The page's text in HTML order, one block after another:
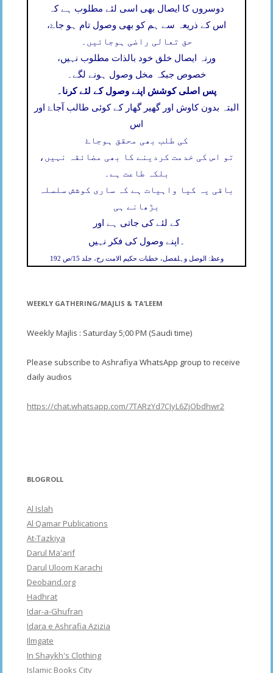
دوسروں کا ایصال بھی اسی لئے مطلوب ہے کہ
اس کے ذریعہ سے ہم کو بھی وصول تام ہو جاۓ،
حق تعالی راضی ہوجائیں۔
ورنہ ایصال خلق خود بالذات مطلوب نہیں،
خصوص جبکہ مخل وصول ہونے لگے۔
پس اصلی کوشش اپنے وصول کے لئے کرنا۔
البتہ بدون کاوش اور گھیر گھار کے کوئی طالب آجاۓ اور
اس
کی طلب بھی محقق ہوجاۓ
تو اس کی خدمت کردینے کا بھی مضائقہ نہیں،
بلکہ طاعت ہے۔
باقی یہ کیا واہیات ہے کہ ساری کوشش سلسلہ
بڑھانے ہی
کے لئے کی جاتی ہے اور
اپنے وصول کی فکر نہیں ۔
وعظ: الوصل وہلفصل، خطبات حکیم الامت رح، جلد 15/ص 192
WEEKLY GATHERING/MAJLIS & TA’LEEM
Weekly Majlis : Saturday 5;00 PM (Saudi time)
Please subscribe to Ashrafiya WhatsApp group to receive
daily audios
https://chat.whatsapp.com/7TARzYd7CJyL6ZjObdhwr2
BLOGROLL
Al Islah
Al Qamar Publications
At-Tazkiya
Darul Ma'arif
Darul Uloom Karachi
Deoband.org
Hadhrat
Idar-a-Ghufran
Idara e Ashrafia Azizia
Ilmgate
In Shaykh's Clothing
Islamic Books City